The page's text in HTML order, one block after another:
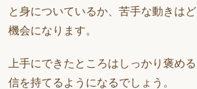
と身についているか、苦手な動きは
機会になります。
上手にできたところはしっかり褒め
信を持てるようになるでしょう。